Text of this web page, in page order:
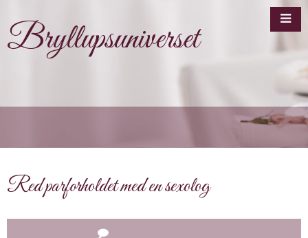
Bryllupsuniverset
Red parforholdet med en sexolog